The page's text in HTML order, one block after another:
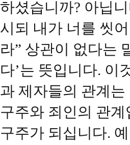
하셨습니까? 아닙
시되 내가 너를 씻
라” 상관이 없다는
다’는 뜻입니다. 이
과 제자들의 관계
구주와 죄인의 관
구주가 되십니다.